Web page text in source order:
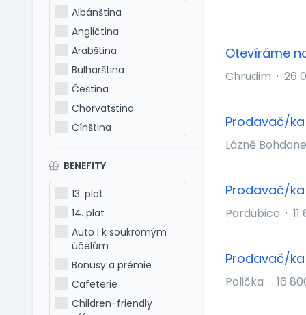
Albánština
Angličtina
Arabština
Bulharština
Čeština
Chorvatština
Čínština
Francouzština
Hebrejština
Holandština
Italština
Japonština
Latina
Litevština
Lotyšština
BENEFITY
13. plat
14. plat
Auto i k soukromým
účelům
Bonusy a prémie
Cafeterie
Children-friendly
Otevíráme
Chrudim · 26
Prodavač/ka
Lázně
Prodavač/
Pardubice ·
Prodavač/ka
Polička · 16